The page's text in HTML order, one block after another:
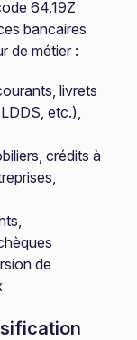
64.19Z
bancaires
de métier :
livrets
etc.),
crédits à
de